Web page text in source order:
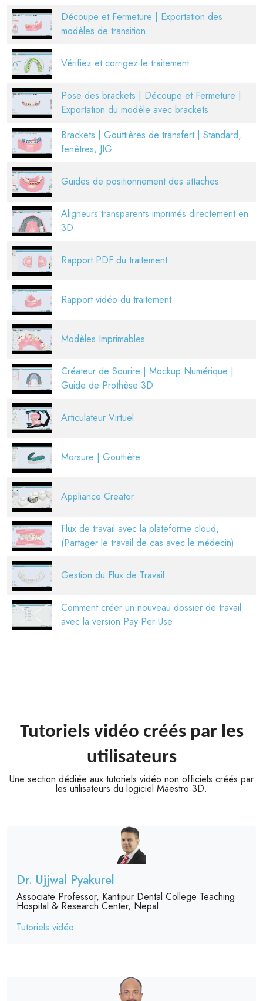
Découpe et Fermeture | Exportation des
modèles de transition
Vérifiez et corrigez le traitement
Pose des brackets | Découpe et Fermeture |
Exportation du modèle avec brackets
Brackets | Gouttières de transfert | Standard,
fenêtres, JIG
Guides de positionnement des attaches
Aligneurs transparents imprimés directement en
3D
Rapport PDF du traitement
Rapport vidéo du traitement
Modèles Imprimables
Créateur de Sourire | Mockup Numérique |
Guide de Prothèse 3D
Articulateur Virtuel
Morsure | Gouttière
Appliance Creator
Flux de travail avec la plateforme cloud,
(Partager le travail de cas avec le médecin)
Gestion du Flux de Travail
Comment créer un nouveau dossier de travail
avec la version Pay-Per-Use
Tutoriels vidéo créés par les
utilisateurs
Une section dédiée aux tutoriels vidéo non officiels créés par
les utilisateurs du logiciel Maestro 3D.
Dr. Ujjwal Pyakurel
Associate Professor, Kantipur Dental College Teaching
Hospital & Research Center, Nepal
Tutoriels vidéo